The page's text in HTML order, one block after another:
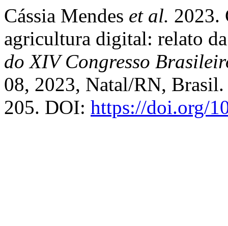
Cássia Mendes et al. 2023.
agricultura digital: relato
do XIV Congresso
08, 2023, Natal/RN,
205. DOI: https://doi.org/